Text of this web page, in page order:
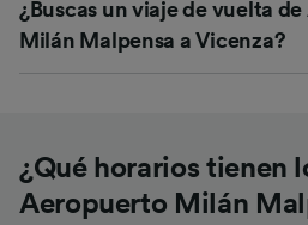
¿Buscas un viaje de vuelta
Milán Malpensa a Vicenza?
¿Qué horarios tienen
Aeropuerto Milán